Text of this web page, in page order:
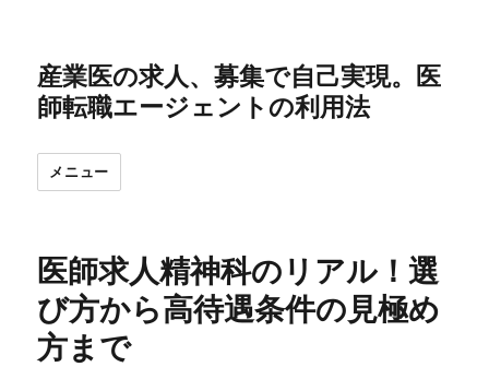
産業医の求人、募集で自己実現。医
師転職エージェントの利用法
メニュー
医師求人精神科のリアル！選
び方から高待遇条件の見極め
方まで